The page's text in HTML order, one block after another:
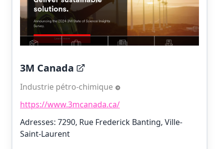
3M Canada
Industrie pétro-chimique
https://www.3mcanada.ca/
Adresses: 7290, Rue Frederick Banting, Ville-
Saint-Laurent